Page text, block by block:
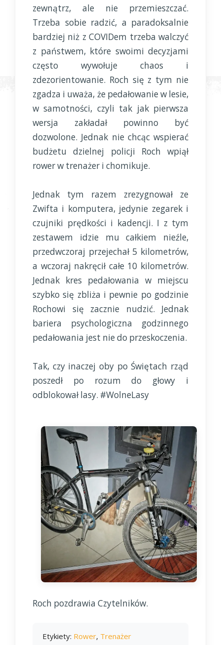
zewnątrz, ale nie przemieszczać.
Trzeba sobie radzić, a paradoksalnie
bardziej niż z COVIDem trzeba walczyć
z państwem, które swoimi decyzjami
często wywołuje chaos i
zdezorientowanie. Roch się z tym nie
zgadza i uważa, że pedałowanie w lesie,
w samotności, czyli tak jak pierwsza
wersja zakładał powinno być
dozwolone. Jednak nie chcąc wspierać
budżetu dzielnej policji Roch wpiął
rower w trenażer i chomikuje.
Jednak tym razem zrezygnował ze
Zwifta i komputera, jedynie zegarek i
czujniki prędkości i kadencji. I z tym
zestawem idzie mu całkiem nieźle,
przedwczoraj przejechał 5 kilometrów,
a wczoraj nakręcił całe 10 kilometrów.
Jednak kres pedałowania w miejscu
szybko się zbliża i pewnie po godzinie
Rochowi się zacznie nudzić. Jednak
bariera psychologiczna godzinnego
pedałowania jest nie do przeskoczenia.
Tak, czy inaczej oby po Świętach rząd
poszedł po rozum do głowy i
odblokował lasy. #WolneLasy
Roch pozdrawia Czytelników.
Etykiety: Rower, Trenażer